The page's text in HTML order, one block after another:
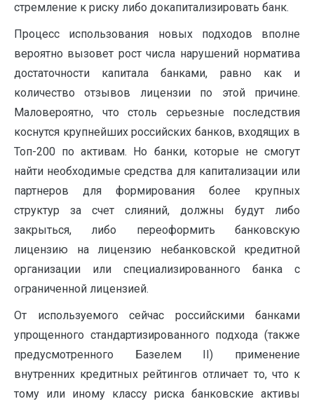
стремление к риску либо докапитализировать банк.
Процесс использования новых подходов вполне
вероятно вызовет рост числа нарушений норматива
достаточности капитала банками, равно как и
количество отзывов лицензии по этой причине.
Маловероятно, что столь серьезные последствия
коснутся крупнейших российских банков, входящих в
Топ-200 по активам. Но банки, которые не смогут
найти необходимые средства для капитализации или
партнеров для формирования более крупных
структур за счет слияний, должны будут либо
закрыться, либо переоформить банковскую
лицензию на лицензию небанковской кредитной
организации или специализированного банка с
ограниченной лицензией.
От используемого сейчас российскими банками
упрощенного стандартизированного подхода (также
предусмотренного Базелем II) применение
внутренних кредитных рейтингов отличает то, что к
тому или иному классу риска банковские активы